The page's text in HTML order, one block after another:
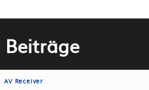
Beiträge
AV Receiver